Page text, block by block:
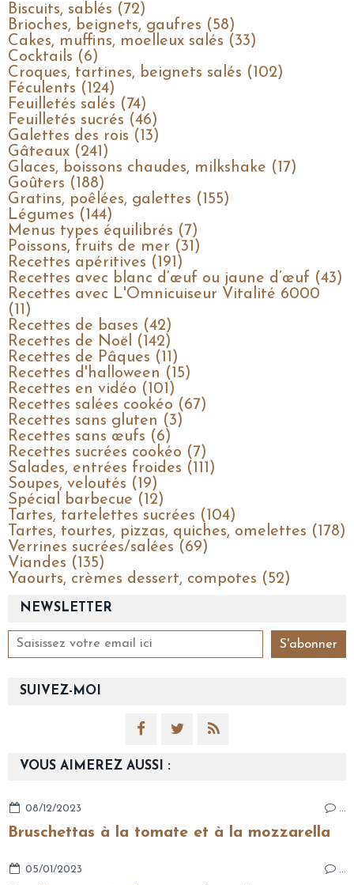
NEWSLETTER
SUIVEZ-MOI
VOUS AIMEREZ AUSSI :
08/12/2023 …
Bruschettas à la tomate et à la mozzarella
05/01/2023 …
Biscuits, sablés (72)
Brioches, beignets, gaufres (58)
Cakes, muffins, moelleux salés (33)
Cocktails (6)
Croques, tartines, beignets salés (102)
Féculents (124)
Feuilletés salés (74)
Feuilletés sucrés (46)
Galettes des rois (13)
Gâteaux (241)
Glaces, boissons chaudes, milkshake (17)
Goûters (188)
Gratins, poêlées, galettes (155)
Légumes (144)
Menus types équilibrés (7)
Poissons, fruits de mer (31)
Recettes apéritives (191)
Recettes avec blanc d’œuf ou jaune d’œuf (43)
Recettes avec L'Omnicuiseur Vitalité 6000
(11)
Recettes de bases (42)
Recettes de Noël (142)
Recettes de Pâques (11)
Recettes d'halloween (15)
Recettes en vidéo (101)
Recettes salées cookéo (67)
Recettes sans gluten (3)
Recettes sans œufs (6)
Recettes sucrées cookéo (7)
Salades, entrées froides (111)
Soupes, veloutés (19)
Spécial barbecue (12)
Tartes, tartelettes sucrées (104)
Tartes, tourtes, pizzas, quiches, omelettes (178)
Verrines sucrées/salées (69)
Viandes (135)
Yaourts, crèmes dessert, compotes (52)